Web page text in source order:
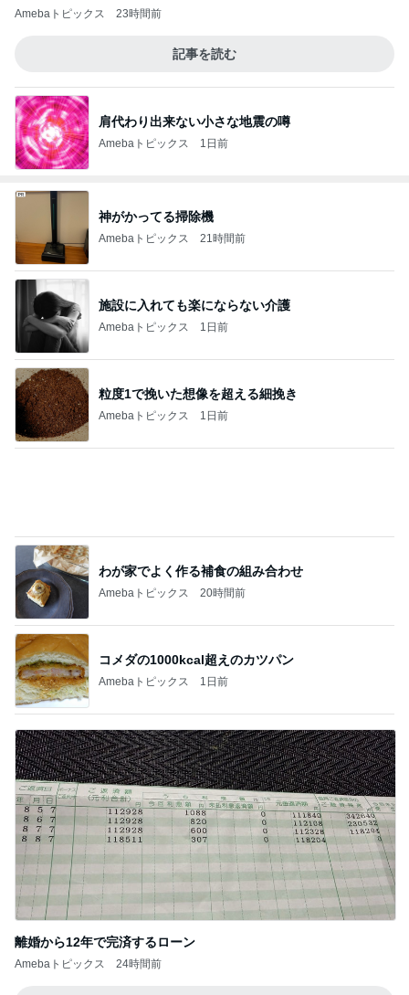
Amebaトピックス 23時間前
記事を読む
肩代わり出来ない小さな地震の噂
Amebaトピックス 1日前
神がかってる掃除機
Amebaトピックス 21時間前
施設に入れても楽にならない介護
Amebaトピックス 1日前
粒度1で挽いた想像を超える細挽き
Amebaトピックス 1日前
コメダの1000kcal超えのカツパン
Amebaトピックス 1日前
離婚から12年で完済するローン
Amebaトピックス 24時間前
記事を読む